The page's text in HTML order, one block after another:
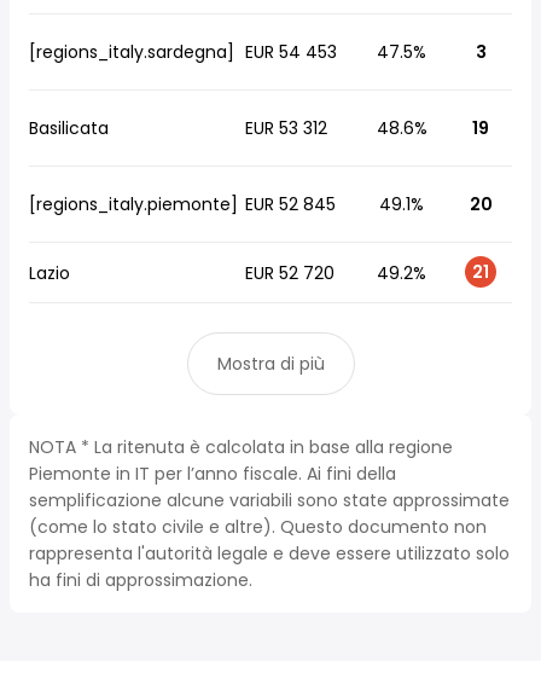
[regions_italy.sardegna] EUR 54 453 47.5% 3
Basilicata EUR 53 312 48.6% 19
[regions_italy.piemonte] EUR 52 845 49.1% 20
Lazio EUR 52 720 49.2% 21
Mostra di più
NOTA * La ritenuta è calcolata in base alla regione
Piemonte in IT per l’anno fiscale. Ai fini della
semplificazione alcune variabili sono state approssimate
(come lo stato civile e altre). Questo documento non
rappresenta l'autorità legale e deve essere utilizzato solo
ha fini di approssimazione.